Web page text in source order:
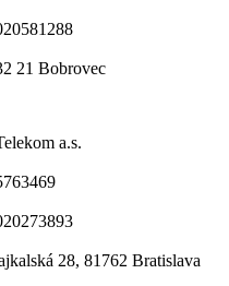
21 Bobrovec
a.s.
28, 81762 Bratislava